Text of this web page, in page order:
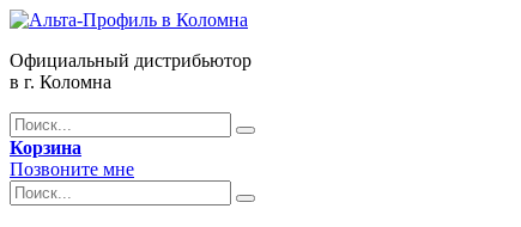
Официальный дистрибьютор
в г. Коломна
Корзина
Позвоните мне